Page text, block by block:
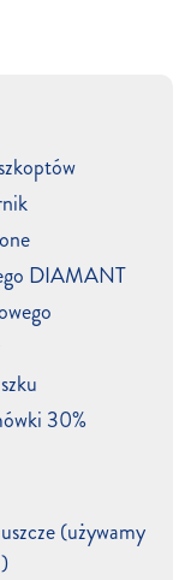
DIAMANT
30%
(używamy